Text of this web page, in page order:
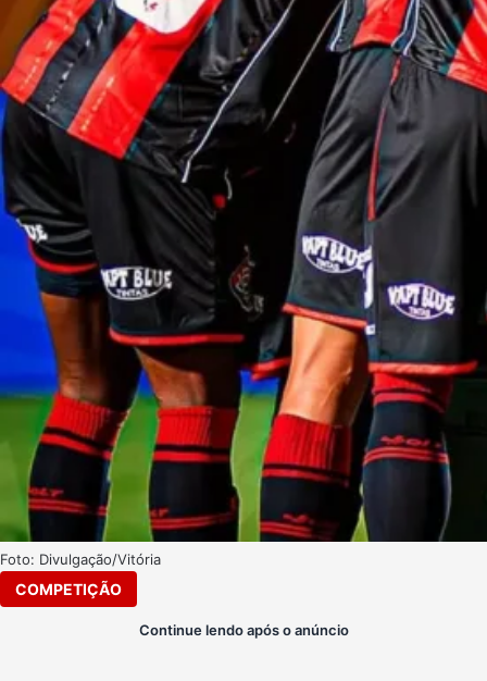
Foto: Divulgação/Vitória
COMPETIÇÃO
Continue lendo após o anúncio